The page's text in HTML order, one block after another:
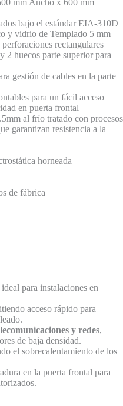
mm Ancho x 600 mm
bajo el estándar EIA-310D
y vidrio de Templado 5 mm
rectangulares
2 huecos parte superior para
gestión de cables en la parte
para un fácil acceso
en puerta frontal
al frío tratado con procesos
garantizan resistencia a la
horneada
de fábrica
ideal para instalaciones en
acceso rápido para
y redes,
de baja densidad.
el sobrecalentamiento de los
en la puerta frontal para